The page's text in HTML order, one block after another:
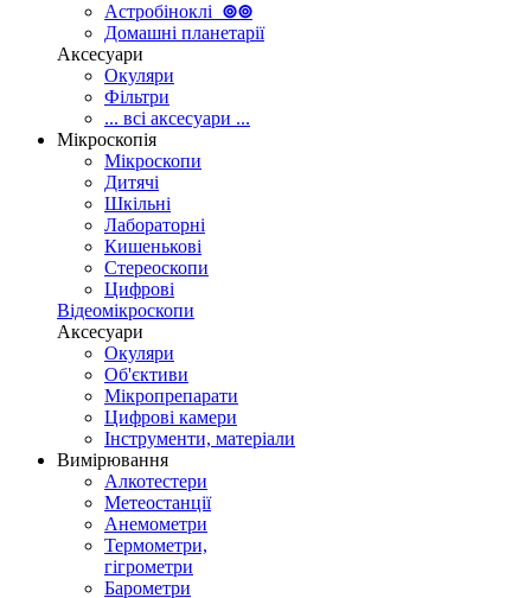
Астробіноклі ⊚⊚
Домашні планетарії
Аксесуари
Окуляри
Фільтри
... всі аксесуари ...
Мікроскопія
Мікроскопи
Дитячі
Шкільні
Лабораторні
Кишенькові
Стереоскопи
Цифрові
Відеомікроскопи
Аксесуари
Окуляри
Об'єктиви
Мікропрепарати
Цифрові камери
Інструменти, матеріали
Вимірювання
Алкотестери
Метеостанції
Анемометри
Термометри,
гігрометри
Барометри